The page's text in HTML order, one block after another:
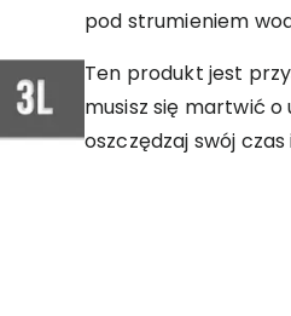
pod strumieniem
Ten produkt jest
musisz się martwić o
oszczędzaj swój czas